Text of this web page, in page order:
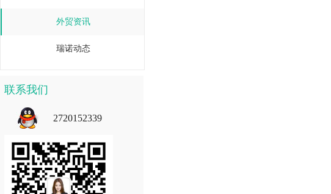
外贸资讯
瑞诺动态
联系我们
2720152339